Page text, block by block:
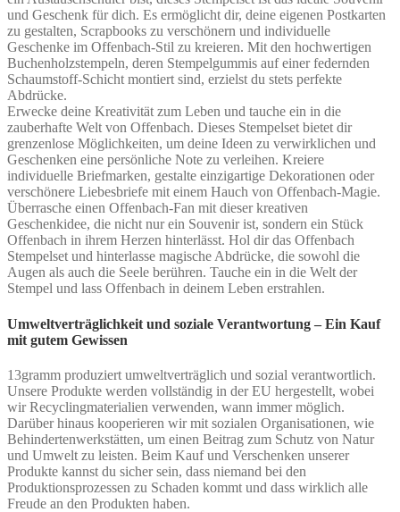
und Geschenk für dich. Es ermöglicht dir, deine eigenen Postkarten
zu gestalten, Scrapbooks zu verschönern und individuelle
Geschenke im Offenbach-Stil zu kreieren. Mit den hochwertigen
Buchenholzstempeln, deren Stempelgummis auf einer federnden
Schaumstoff-Schicht montiert sind, erzielst du stets perfekte
Abdrücke.
Erwecke deine Kreativität zum Leben und tauche ein in die
zauberhafte Welt von Offenbach. Dieses Stempelset bietet dir
grenzenlose Möglichkeiten, um deine Ideen zu verwirklichen und
Geschenken eine persönliche Note zu verleihen. Kreiere
individuelle Briefmarken, gestalte einzigartige Dekorationen oder
verschönere Liebesbriefe mit einem Hauch von Offenbach-Magie.
Überrasche einen Offenbach-Fan mit dieser kreativen
Geschenkidee, die nicht nur ein Souvenir ist, sondern ein Stück
Offenbach in ihrem Herzen hinterlässt. Hol dir das Offenbach
Stempelset und hinterlasse magische Abdrücke, die sowohl die
Augen als auch die Seele berühren. Tauche ein in die Welt der
Stempel und lass Offenbach in deinem Leben erstrahlen.
Umweltverträglichkeit und soziale Verantwortung – Ein Kauf
mit gutem Gewissen
13gramm produziert umweltverträglich und sozial verantwortlich.
Unsere Produkte werden vollständig in der EU hergestellt, wobei
wir Recyclingmaterialien verwenden, wann immer möglich.
Darüber hinaus kooperieren wir mit sozialen Organisationen, wie
Behindertenwerkstätten, um einen Beitrag zum Schutz von Natur
und Umwelt zu leisten. Beim Kauf und Verschenken unserer
Produkte kannst du sicher sein, dass niemand bei den
Produktionsprozessen zu Schaden kommt und dass wirklich alle
Freude an den Produkten haben.